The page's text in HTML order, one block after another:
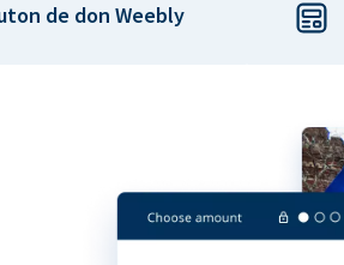
de don Weebly